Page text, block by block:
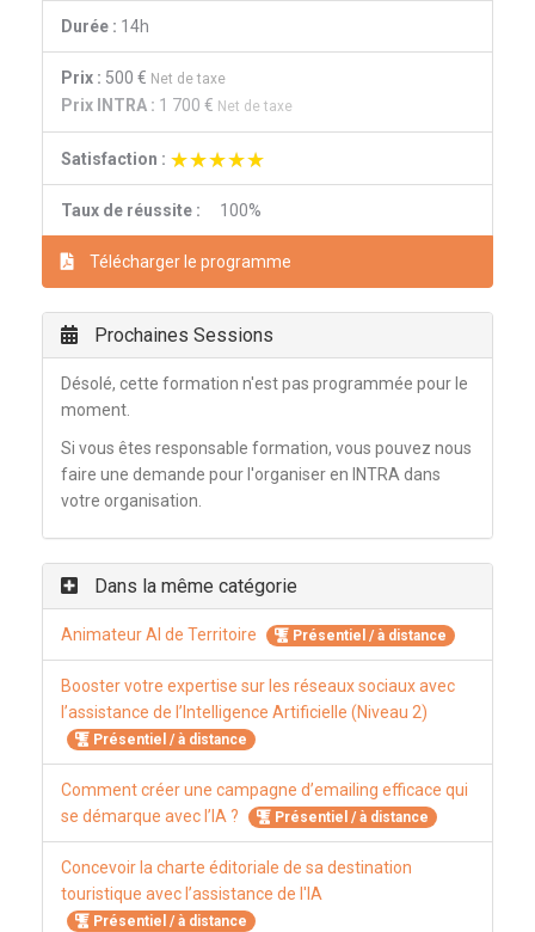
Durée : 14h
Prix : 500 € Net de taxe
Prix INTRA : 1 700 € Net de taxe
Satisfaction : ★★★★★
★★★★★
Taux de réussite : 100%
Télécharger le programme
Prochaines Sessions
Désolé, cette formation n'est pas programmée pour le
moment.
Si vous êtes responsable formation, vous pouvez nous
faire une demande pour l'organiser en INTRA dans
votre organisation.
Dans la même catégorie
Animateur AI de Territoire Présentiel / à distance
Booster votre expertise sur les réseaux sociaux avec
l’assistance de l’Intelligence Artificielle (Niveau 2)
Présentiel / à distance
Comment créer une campagne d’emailing efficace qui
se démarque avec l’IA ?
Présentiel / à distance
Concevoir la charte éditoriale de sa destination
touristique avec l’assistance de l'IA
Présentiel / à distance